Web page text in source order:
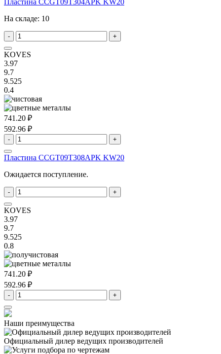
Пластина CCGT09T304APK KW20
На складе: 10
- +
KOVES
3.97
9.7
9.525
0.4
741.20 ₽
592.96 ₽
- +
Пластина CCGT09T308APK KW20
Ожидается поступление.
- +
KOVES
3.97
9.7
9.525
0.8
741.20 ₽
592.96 ₽
- +
Наши преимущества
Официальный дилер ведущих производителей